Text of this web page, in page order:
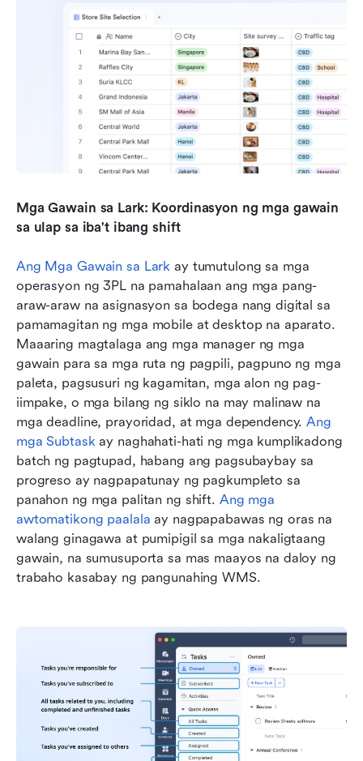
Mga Gawain sa Lark: Koordinasyon ng mga gawain
sa ulap sa iba't ibang shift
Ang Mga Gawain sa Lark ay tumutulong sa mga
operasyon ng 3PL na pamahalaan ang mga pang-
araw-araw na asignasyon sa bodega nang digital sa
pamamagitan ng mga mobile at desktop na aparato.
Maaaring magtalaga ang mga manager ng mga
gawain para sa mga ruta ng pagpili, pagpuno ng mga
paleta, pagsusuri ng kagamitan, mga alon ng pag-
iimpake, o mga bilang ng siklo na may malinaw na
mga deadline, prayoridad, at mga dependency. Ang
mga Subtask ay naghahati-hati ng mga kumplikadong
batch ng pagtupad, habang ang pagsubaybay sa
progreso ay nagpapatunay ng pagkumpleto sa
panahon ng mga palitan ng shift. Ang mga
awtomatikong paalala ay nagpapabawas ng oras na
walang ginagawa at pumipigil sa mga nakaligtaang
gawain, na sumusuporta sa mas maayos na daloy ng
trabaho kasabay ng pangunahing WMS.